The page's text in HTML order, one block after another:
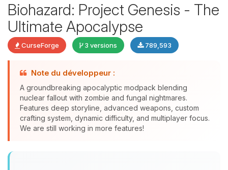
Biohazard: Project Genesis - The
Ultimate Apocalypse
CurseForge 3 versions 789,593
Note du développeur :
A groundbreaking apocalyptic modpack blending
nuclear fallout with zombie and fungal nightmares.
Features deep storyline, advanced weapons, custom
crafting system, dynamic difficulty, and multiplayer focus.
We are still working in more features!
parler ! Moi c’est Choupy, ton petit
assistant BoxToPlay. Dis-moi ce dont
tu as besoin et je vais remuer mes
petits circuits pour t’aider.